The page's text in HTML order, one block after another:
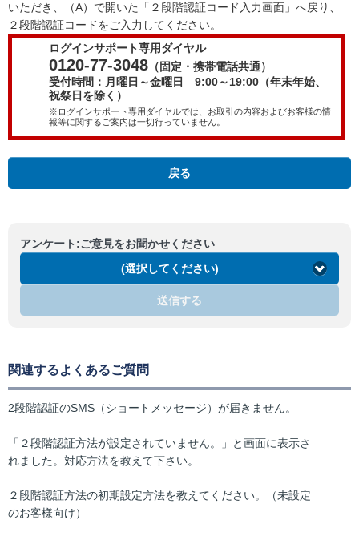
いただき、（A）で開いた「２段階認証コード入力画面」へ戻り、
２段階認証コードをご入力してください。
ログインサポート専用ダイヤル
0120-77-3048（固定・携帯電話共通）
受付時間：月曜日～金曜日 9:00～19:00（年末年始、
祝祭日を除く）
※ログインサポート専用ダイヤルでは、お取引の内容およびお客様の情
報等に関するご案内は一切行っていません。
戻る
アンケート:ご意見をお聞かせください
(選択してください)
送信する
関連するよくあるご質問
2段階認証のSMS（ショートメッセージ）が届きません。
「２段階認証方法が設定されていません。」と画面に表示さ
れました。対応方法を教えて下さい。
２段階認証方法の初期設定方法を教えてください。（未設定
のお客様向け）